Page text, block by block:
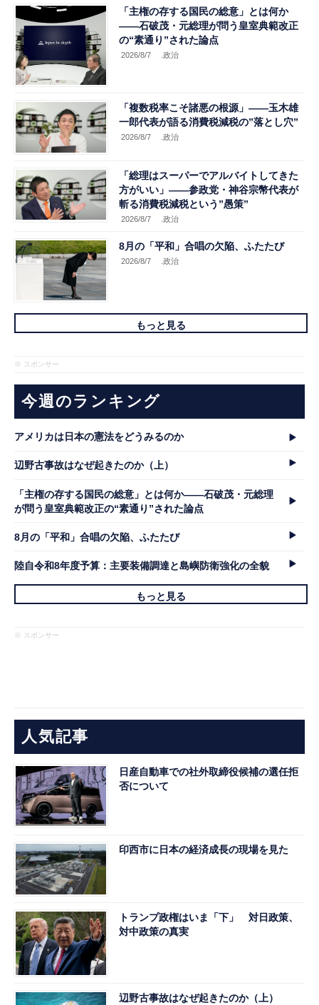
「主権の存する国民の総意」とは何か
――石破茂・元総理が問う皇室典範改正
の“素通り”された論点
2026/8/7 .政治
「複数税率こそ諸悪の根源」――玉木雄
一郎代表が語る消費税減税の”落とし穴”
2026/8/7 .政治
「総理はスーパーでアルバイトしてきた
方がいい」――参政党・神谷宗幣代表が
斬る消費税減税という”愚策”
2026/8/7 .政治
8月の「平和」合唱の欠陥、ふたたび
2026/8/7 .政治
もっと見る
※ スポンサー
今週のランキング
アメリカは日本の憲法をどうみるのか
辺野古事故はなぜ起きたのか（上）
「主権の存する国民の総意」とは何か――石破茂・元総理
が問う皇室典範改正の“素通り”された論点
8月の「平和」合唱の欠陥、ふたたび
陸自令和8年度予算：主要装備調達と島嶼防衛強化の全貌
もっと見る
※ スポンサー
人気記事
日産自動車での社外取締役候補の選任拒
否について
印西市に日本の経済成長の現場を見た
トランプ政権はいま「下」 対日政策、
対中政策の真実
辺野古事故はなぜ起きたのか（上）